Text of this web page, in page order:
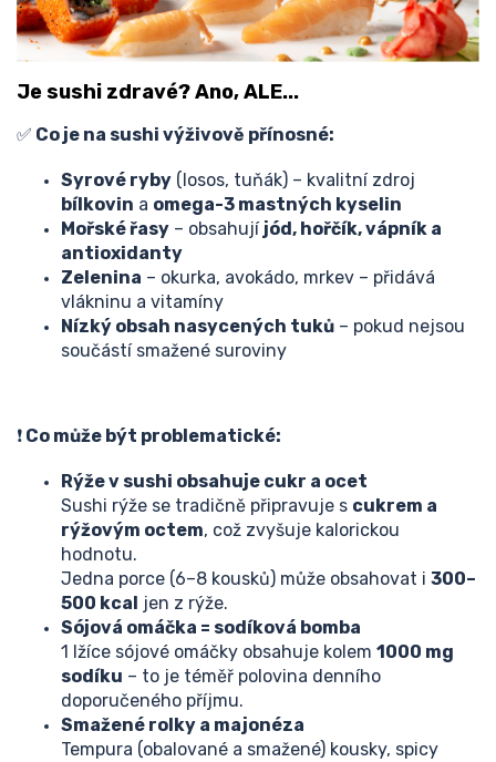
Je sushi zdravé? Ano, ALE...
✅ Co je na sushi výživově přínosné:
Syrové ryby (losos, tuňák) – kvalitní zdroj
bílkovin a omega-3 mastných kyselin
Mořské řasy – obsahují jód, hořčík, vápník a
antioxidanty
Zelenina – okurka, avokádo, mrkev – přidává
vlákninu a vitamíny
Nízký obsah nasycených tuků – pokud nejsou
součástí smažené suroviny
❗ Co může být problematické:
Rýže v sushi obsahuje cukr a ocet
Sushi rýže se tradičně připravuje s cukrem a
rýžovým octem, což zvyšuje kalorickou
hodnotu.
Jedna porce (6–8 kousků) může obsahovat i 300–
500 kcal jen z rýže.
Sójová omáčka = sodíková bomba
1 lžíce sójové omáčky obsahuje kolem 1000 mg
sodíku – to je téměř polovina denního
doporučeného příjmu.
Smažené rolky a majonéza
Tempura (obalované a smažené) kousky, spicy